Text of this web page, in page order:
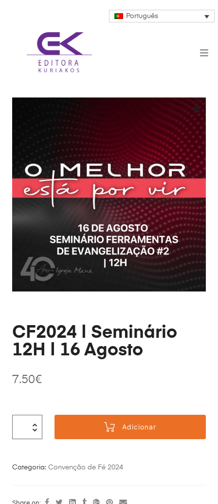
Português
CF2024 | Seminário
12H | 16 Agosto
7.50€
Adicionar
Categoria: Convenção de Fé 2024